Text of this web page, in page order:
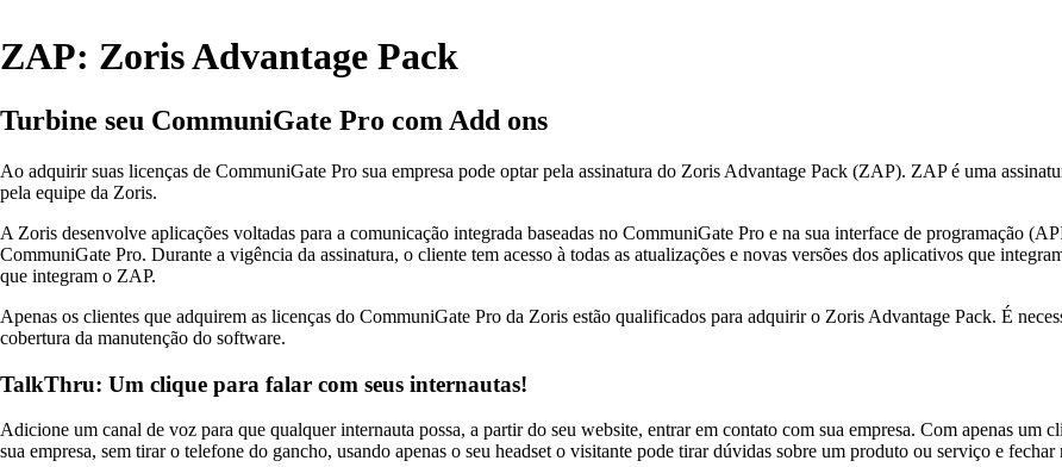
ZAP: Zoris Advantage Pack
Turbine seu CommuniGate Pro com Add ons
Ao adquirir suas licenças de CommuniGate Pro sua empresa pode optar pela assinatura do Zoris Advantage Pack (ZAP). ZAP é uma
pela equipe da Zoris.
A Zoris desenvolve aplicações voltadas para a comunicação integrada baseadas no CommuniGate Pro e na sua interface de programação
CommuniGate Pro. Durante a vigência da assinatura, o cliente tem acesso à todas as atualizações e novas versões dos aplicativos que
que integram o ZAP.
Apenas os clientes que adquirem as licenças do CommuniGate Pro da Zoris estão qualificados para adquirir o Zoris Advantage Pack. É
cobertura da manutenção do software.
TalkThru: Um clique para falar com seus internautas!
Adicione um canal de voz para que qualquer internauta possa, a partir do seu website, entrar em contato com sua empresa. Com apenas um
sua empresa, sem tirar o telefone do gancho, usando apenas o seu headset o visitante pode tirar dúvidas sobre um produto ou serviço e